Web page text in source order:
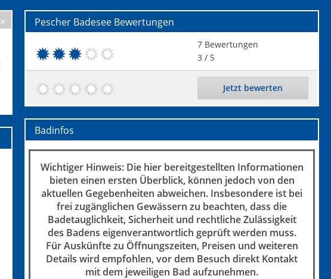
Pescher Badesee Bewertungen
7 Bewertungen
3 / 5
Jetzt bewerten
Badinfos
Wichtiger Hinweis: Die hier bereitgestellten Informationen
bieten einen ersten Überblick, können jedoch von den
aktuellen Gegebenheiten abweichen. Insbesondere ist bei
frei zugänglichen Gewässern zu beachten, dass die
Badetauglichkeit, Sicherheit und rechtliche Zulässigkeit
des Badens eigenverantwortlich geprüft werden muss.
Für Auskünfte zu Öffnungszeiten, Preisen und weiteren
Details wird empfohlen, vor dem Besuch direkt Kontakt
mit dem jeweiligen Bad aufzunehmen.